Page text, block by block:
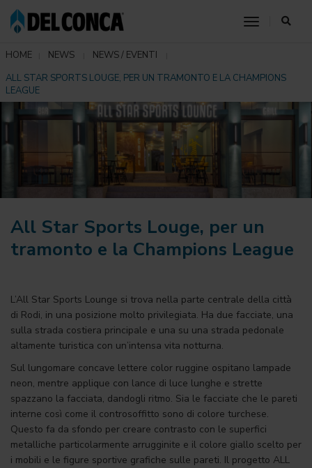
toggle
HOME NEWS
NEWS / EVENTI
ALL STAR SPORTS LOUGE, PER UN TRAMONTO E LA CHAMPIONS
LEAGUE
All Star Sports Louge, per un
tramonto e la Champions League
L’All Star Sports Lounge si trova nella parte centrale della città
di Rodi, in una posizione molto privilegiata. Ha due facciate, una
sulla strada costiera principale e una su una strada pedonale
altamente turistica con un’intensa vita notturna.
Sul lungomare concave lettere color ruggine ospitano lampade
neon, mentre applique con lance di luce lunghe e strette
spazzano la facciata, dandogli ritmo. Sia le facciate che le pareti
interne così come il controsoffitto sono di colore turchese.
Questo fa da sfondo per creare contrasto con le superfici
metalliche particolarmente arrugginite e il colore giallo scelto per
i mobili e le figure sportive grafiche sulle pareti. Il progetto ALL